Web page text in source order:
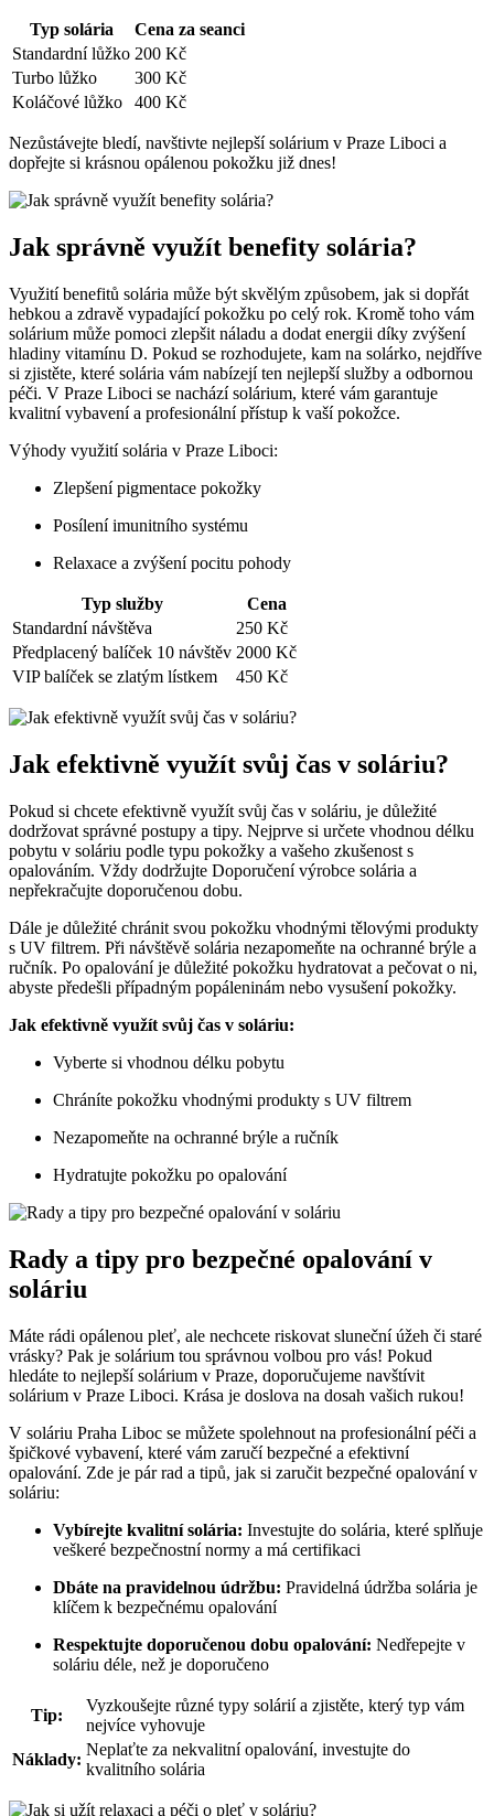
Typ solária
Cena za seanci
Standardní lůžko 200⁢ Kč
Turbo lůžko
300‌ Kč
Koláčové lůžko
400 Kč
Nezůstávejte bledí, navštivte nejlepší solárium v Praze Liboci ​a
dopřejte ⁤si krásnou opálenou pokožku ‌již dnes!
Jak správně využít benefity solária?
Využití benefitů ​solária může být skvělým⁤ způsobem, jak si dopřát
hebkou a zdravě vypadající pokožku po ‍celý rok. Kromě toho vám‍
solárium může⁢ pomoci zlepšit náladu⁣ a dodat energii díky zvýšení
⁣hladiny vitamínu D. Pokud se rozhodujete,⁣ kam na solárko, nejdříve
si zjistěte, které solária vám nabízejí ten nejlepší služby‌ a odbornou
péči. ⁢V Praze ​Liboci ‌se ⁣nachází solárium, ⁢které vám garantuje
kvalitní vybavení‍ a profesionální přístup k ⁢vaší ​pokožce.
Výhody ⁤využití solária ​v Praze Liboci:
Zlepšení‌ pigmentace pokožky
Posílení⁣ imunitního⁣ systému
Relaxace ⁣a ⁣zvýšení​ pocitu pohody
Typ služby
Cena
Standardní návštěva
250 Kč
Předplacený ⁣balíček 10​ návštěv 2000 Kč
VIP ‍balíček se zlatým‌ lístkem
450 Kč
Jak efektivně využít ⁣svůj čas ​v soláriu?
Pokud si chcete efektivně využít svůj ​čas ⁣v soláriu, je důležité
dodržovat správné postupy ⁣a tipy.‌ Nejprve⁢ si určete vhodnou⁢ délku
pobytu v ​soláriu podle typu pokožky⁤ a ⁤vašeho ⁣zkušenost s
⁤opalováním. Vždy dodržujte Doporučení výrobce solária a⁢
nepřekračujte‍ doporučenou dobu.
Dále je důležité chránit ‍svou pokožku vhodnými tělovými produkty
s UV filtrem. Při návštěvě solária nezapomeňte na ochranné brýle⁢ a
⁢ručník. ⁤Po opalování⁢ je důležité pokožku‌ hydratovat a‍ pečovat o ni,
abyste předešli případným popáleninám nebo ⁣vysušení⁤ pokožky.
Jak efektivně využít svůj čas v‌ soláriu:
Vyberte si vhodnou délku pobytu
Chráníte⁣ pokožku vhodnými produkty s UV filtrem
Nezapomeňte na ochranné ‍brýle a‍ ručník
Hydratujte pokožku‌ po⁤ opalování
Rady a tipy pro bezpečné opalování‍ v
soláriu
Máte rádi ⁢opálenou pleť, ale nechcete riskovat sluneční úžeh​ či staré
vrásky? ‍Pak je solárium tou ⁣správnou volbou pro vás! Pokud
hledáte⁣ to nejlepší solárium v ​Praze, ⁢doporučujeme navštívit
solárium v Praze Liboci. Krása je doslova na dosah⁤ vašich rukou!
V​ soláriu⁣ Praha ‍Liboc se můžete spolehnout na profesionální péči a‌
špičkové vybavení, které vám⁢ zaručí⁤ bezpečné a efektivní
opalování. Zde ⁣je pár rad ‌a tipů, jak si zaručit bezpečné‍ opalování v
soláriu:
Vybírejte ‍kvalitní solária: Investujte do solária, ‌které splňuje
veškeré bezpečnostní normy a⁤ má certifikaci
Dbáte na pravidelnou údržbu: Pravidelná ⁢údržba solária ⁣je
klíčem k bezpečnému opalování
Respektujte‌ doporučenou dobu opalování: Nedřepejte v
soláriu⁣ déle, než je⁤ doporučeno
Tip:
Vyzkoušejte různé typy solárií a ⁣zjistěte, který⁤ typ‌ vám
nejvíce vyhovuje
Náklady:
Neplaťte ​za nekvalitní opalování, ‌investujte​ do
kvalitního solária